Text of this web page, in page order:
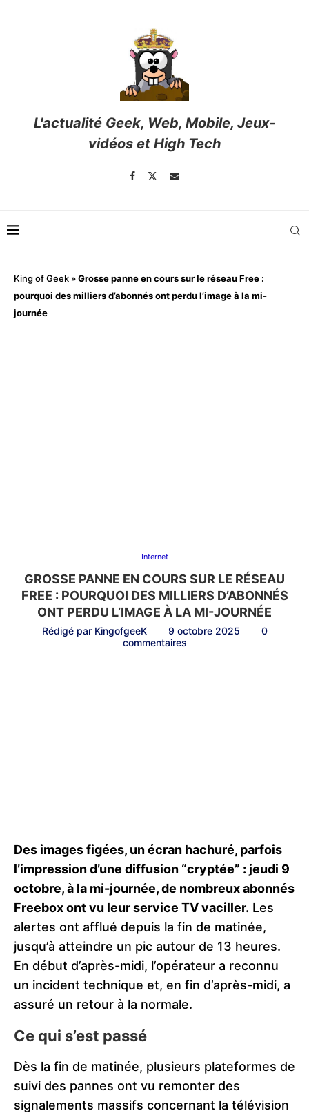
L'actualité Geek, Web, Mobile, Jeux-
vidéos et High Tech
King of Geek »Grosse panne en cours sur le réseau Free :
pourquoi des milliers d’abonnés ont perdu l’image à la mi-
journée
Internet
GROSSE PANNE EN COURS SUR LE RÉSEAU
FREE : POURQUOI DES MILLIERS D’ABONNÉS
ONT PERDU L’IMAGE À LA MI-JOURNÉE
Rédigé par KingofgeeK 9 octobre 2025
0
commentaires
Des images figées, un écran hachuré, parfois
l’impression d’une diffusion “cryptée” : jeudi 9
octobre, à la mi-journée, de nombreux abonnés
Freebox ont vu leur service TV vaciller. Les
alertes ont afflué depuis la fin de matinée,
jusqu’à atteindre un pic autour de 13 heures.
En début d’après-midi, l’opérateur a reconnu
un incident technique et, en fin d’après-midi, a
assuré un retour à la normale.
Ce qui s’est passé
Dès la fin de matinée, plusieurs plateformes de
suivi des pannes ont vu remonter des
signalements massifs concernant la télévision